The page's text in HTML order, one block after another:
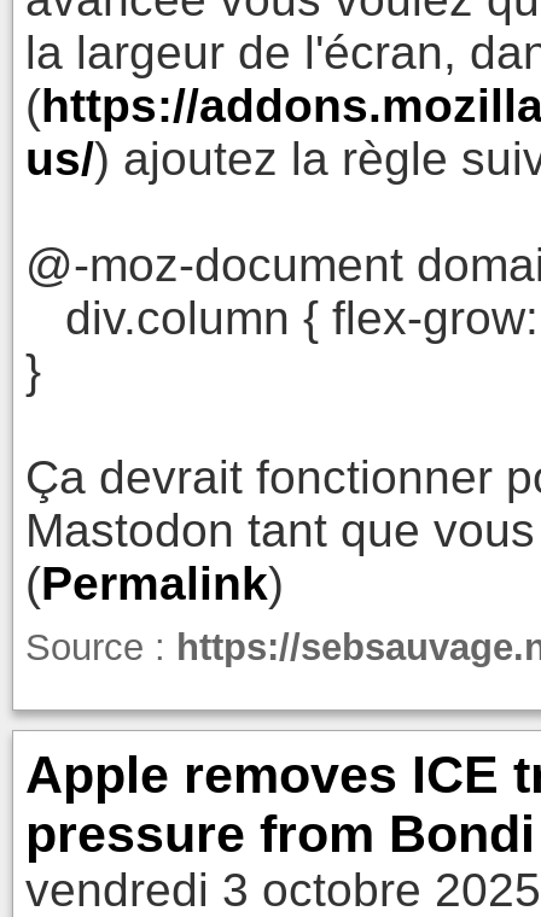
la largeur de l'écran,
(https://
us/) ajoutez la règle
@-moz-document
div.column { flex-
}
Ça devrait fonctionner
Mastodon tant que
(Permalink)
Source : https://
Apple removes ICE
pressure from
vendredi 3 octobre